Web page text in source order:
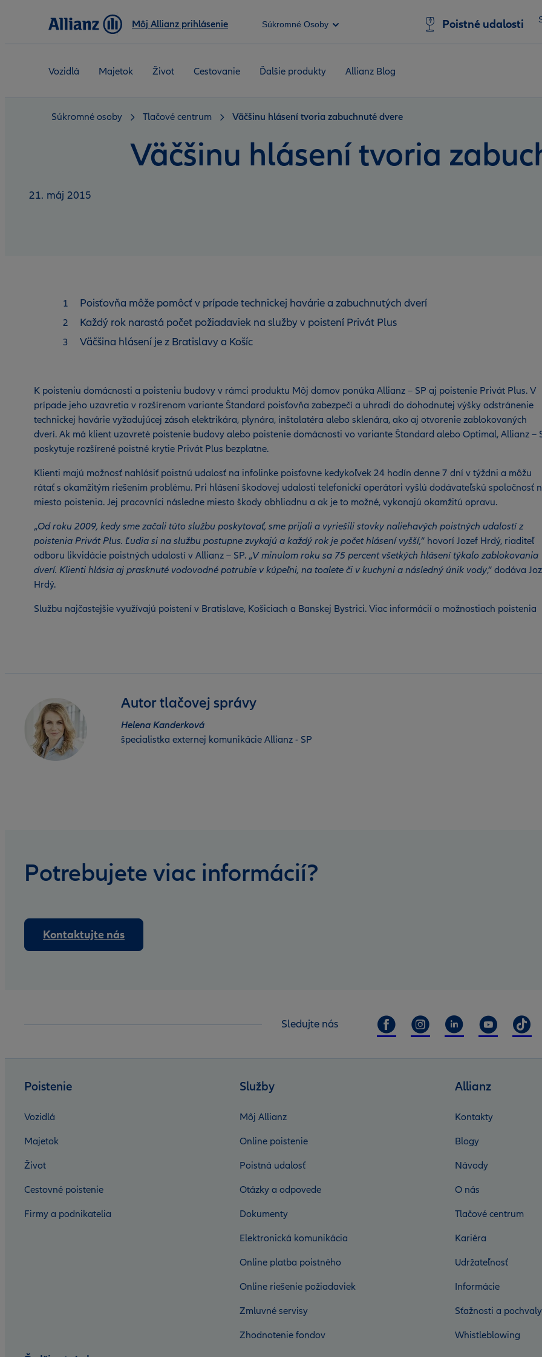
Môj Allianz prihlásenie Súkromné Osoby Poistné udalosti
Vozidlá Majetok Život Cestovanie Ďalšie produkty Allianz Blog
Súkromné osoby Tlačové centrum Väčšinu hlásení tvoria zabuchnuté dvere
Väčšinu hlásení tvoria
21. máj 2015
Poisťovňa môže pomôcť v prípade technickej havárie a zabuchnutých dverí
Každý rok narastá počet požiadaviek na služby v poistení Privát Plus
Väčšina hlásení je z Bratislavy a Košíc
K poisteniu domácnosti a poisteniu budovy v rámci produktu Môj domov ponúka Allianz – SP aj poistenie Privát Plus. V
prípade jeho uzavretia v rozšírenom variante Štandard poisťovňa zabezpečí a uhradí do dohodnutej výšky odstránenie
technickej havárie vyžadujúcej zásah elektrikára, plynára, inštalatéra alebo sklenára, ako aj otvorenie zablokovaných
dverí. Ak má klient uzavreté poistenie budovy alebo poistenie domácnosti vo variante Štandard alebo Optimal, Allianz –
poskytuje rozšírené poistné krytie Privát Plus bezplatne.
Klienti majú možnosť nahlásiť poistnú udalosť na infolinke poisťovne kedykoľvek 24 hodín denne 7 dní v týždni a môžu
rátať s okamžitým riešením problému. Pri hlásení škodovej udalosti telefonickí operátori vyšlú dodávateľskú spoločnosť
miesto poistenia. Jej pracovníci následne miesto škody obhliadnu a ak je to možné, vykonajú okamžitú opravu.
„Od roku 2009, kedy sme začali túto službu poskytovať, sme prijali a vyriešili stovky naliehavých poistných udalostí z
poistenia Privát Plus. Ľudia si na službu postupne zvykajú a každý rok je počet hlásení vyšší,“ hovorí Jozef Hrdý, riaditeľ
odboru likvidácie poistných udalostí v Allianz – SP. „V minulom roku sa 75 percent všetkých hlásení týkalo zablokovania
dverí. Klienti hlásia aj prasknuté vodovodné potrubie v kúpeľni, na toalete či v kuchyni a následný únik vody,“ dodáva
Hrdý.
Službu najčastejšie využívajú poistení v Bratislave, Košiciach a Banskej Bystrici. Viac informácií o možnostiach poistenia
Autor tlačovej správy
Helena Kanderková
špecialistka externej komunikácie Allianz - SP
Potrebujete viac informácií?
Kontaktujte nás
Sledujte nás
Poistenie
Vozidlá
Majetok
Život
Cestovné poistenie
Firmy a podnikatelia
Služby
Môj Allianz
Online poistenie
Poistná udalosť
Otázky a odpovede
Dokumenty
Elektronická komunikácia
Online platba poistného
Online riešenie požiadaviek
Zmluvné servisy
Zhodnotenie fondov
Allianz
Kontakty
Blogy
Návody
O nás
Tlačové centrum
Kariéra
Udržateľnosť
Informácie
Sťažnosti a pochvaly
Whistleblowing